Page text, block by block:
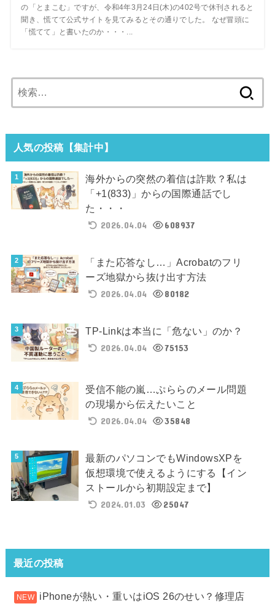
の「とまこむ」ですが、令和4年3月24日(木)の402号で休刊されると
聞き、慌てて公式サイトを見てみるとその通りでした。 なぜ冒頭に
「慌てて」と書いたのか・・・...
索:
人気の投稿【集計中】
海外からの突然の着信は詐欺？私は
「+1(833)」からの国際通話でし
た・・・
2026.04.04
608937
「また応答なし…」Acrobatのフリ
ーズ地獄から抜け出す方法
2026.04.04
80182
TP-Linkは本当に「危ない」のか？
2026.04.04
75153
受信不能の嵐…ぷららのメール問題
の現場から伝えたいこと
2026.04.04
35848
最新のパソコンでもWindowsXPを
仮想環境で使えるようにする【イン
ストールから初期設定まで】
2024.01.03
25047
最近の投稿
iPhoneが熱い・重いはiOS 26のせい？修理店